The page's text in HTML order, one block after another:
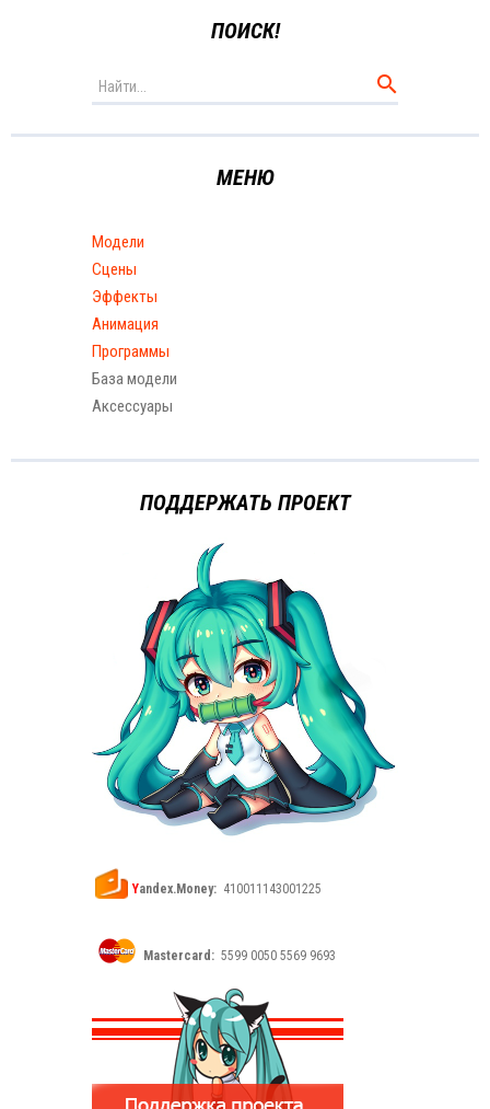
ПОИСК!
МЕНЮ
Модели
Сцены
Эффекты
Анимация
Программы
База модели
Аксессуары
ПОДДЕРЖАТЬ ПРОЕКТ
Yandex.Money: 410011143001225
Mastercard: 5599 0050 5569 9693